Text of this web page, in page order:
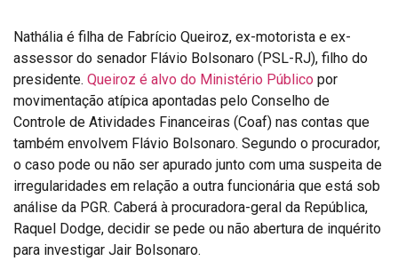
Nathália é filha de Fabrício Queiroz, ex-motorista e ex-
assessor do senador Flávio Bolsonaro (PSL-RJ), filho do
presidente. Queiroz é alvo do Ministério Público por
movimentação atípica apontadas pelo Conselho de
Controle de Atividades Financeiras (Coaf) nas contas que
também envolvem Flávio Bolsonaro. Segundo o procurador,
o caso pode ou não ser apurado junto com uma suspeita de
irregularidades em relação a outra funcionária que está sob
análise da PGR. Caberá à procuradora-geral da República,
Raquel Dodge, decidir se pede ou não abertura de inquérito
para investigar Jair Bolsonaro.